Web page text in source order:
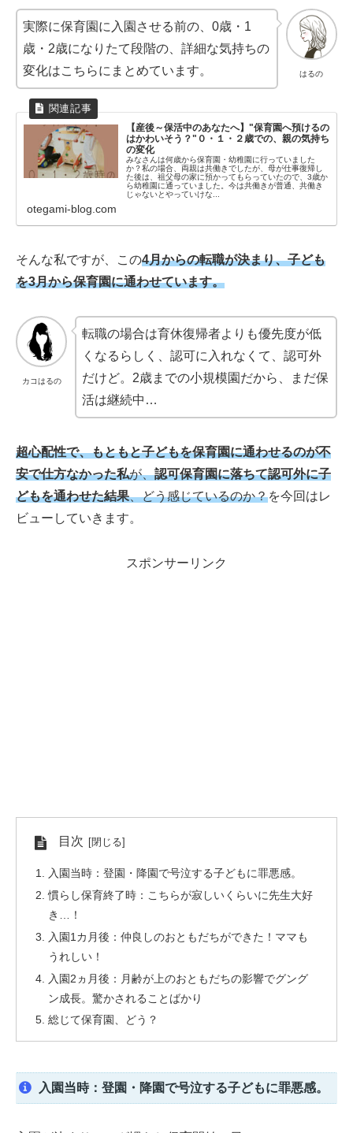
はるの
実際に保育園に入園させる前の、0歳・1
歳・2歳になりたて段階の、詳細な気持ちの
変化はこちらにまとめています。
【産後～保活中のあなたへ】"保育園へ預けるの
はかわいそう？"０・１・２歳での、親の気持ち
の変化
みなさんは何歳から保育園・幼稚園に行っていました
か？私の場合、両親は共働きでしたが、母が仕事復帰し
た後は、祖父母の家に預かってもらっていたので、3歳か
ら幼稚園に通っていました。今は共働きが普通、共働き
じゃないとやっていけな...
otegami-blog.com
そんな私ですが、この4月からの転職が決まり、子ども
を3月から保育園に通わせています。
カコはるの
転職の場合は育休復帰者よりも優先度が低
くなるらしく、認可に入れなくて、認可外
だけど。2歳までの小規模園だから、まだ保
活は継続中…
超心配性で、もともと子どもを保育園に通わせるのが不
安で仕方なかった私が、認可保育園に落ちて認可外に子
どもを通わせた結果、どう感じているのか？を今回はレ
ビューしていきます。
スポンサーリンク
目次
入園当時：登園・降園で号泣する子どもに罪悪感。
慣らし保育終了時：こちらが寂しいくらいに先生大好
き…！
入園1カ月後：仲良しのおともだちができた！ママも
うれしい！
入園2ヵ月後：月齢が上のおともだちの影響でグング
ン成長。驚かされることばかり
総じて保育園、どう？
入園当時：登園・降園で号泣する子どもに罪悪感。